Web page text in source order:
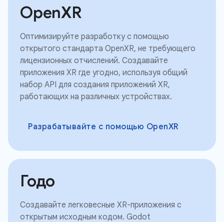
OpenXR
Оптимизируйте разработку с помощью
открытого стандарта OpenXR, не требующего
лицензионных отчислений. Создавайте
приложения XR где угодно, используя общий
набор API для создания приложений XR,
работающих на различных устройствах.
Разрабатывайте с помощью OpenXR
Годо
Создавайте легковесные XR-приложения с
открытым исходным кодом. Godot